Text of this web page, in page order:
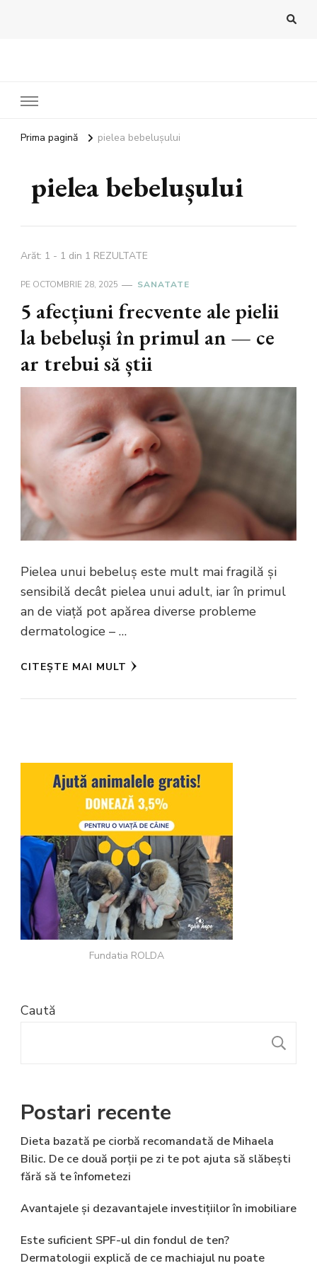
Prima pagină pielea bebelușului
pielea bebelușului
Arăt: 1 - 1 din 1 REZULTATE
PE OCTOMBRIE 28, 2025 SANATATE
5 afecțiuni frecvente ale pielii
la bebeluși în primul an — ce
ar trebui să știi
Pielea unui bebeluș este mult mai fragilă și
sensibilă decât pielea unui adult, iar în primul
an de viață pot apărea diverse probleme
dermatologice – …
CITEȘTE MAI MULT
Fundatia ROLDA
Caută
Postari recente
Dieta bazată pe ciorbă recomandată de Mihaela
Bilic. De ce două porții pe zi te pot ajuta să slăbești
fără să te înfometezi
Avantajele și dezavantajele investițiilor în imobiliare
Este suficient SPF-ul din fondul de ten?
Dermatologii explică de ce machiajul nu poate